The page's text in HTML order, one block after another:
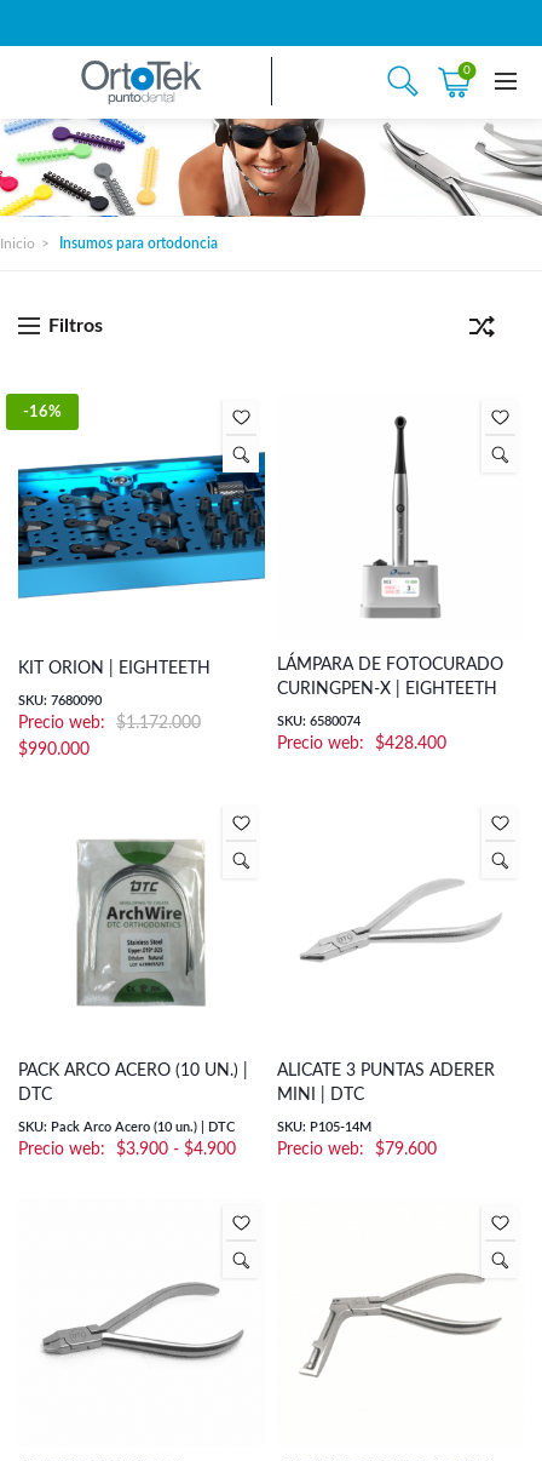
0
Inicio Insumos para ortodoncia
Filtros
-16%
KIT ORION | EIGHTEETH
SKU: 7680090
$1.172.000
El
$1.172.000.
$990.000El
$990.000.
LÁMPARA DE FOTOCURADO
CURINGPEN-X | EIGHTEETH
SKU: 6580074
$428.400
PACK ARCO ACERO (10 UN.) |
DTC
SKU: Pack Arco Acero (10 un.) | DTC
$3.900 - $4.900Rango
desde
$3.900
ALICATE 3 PUNTAS ADERER
MINI | DTC
SKU: P105-14M
$79.600